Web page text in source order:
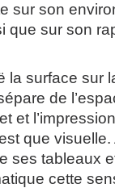
sur son
que sur son
la surface sur
de
et
que
ses tableaux
cette